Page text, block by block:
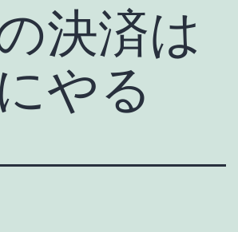
決済は
やる